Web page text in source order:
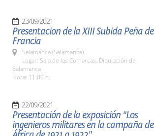
23/09/2021
Presentacion de la XIII Subida Peña de
Francia
Salamanca (Salamanca)
Lugar: Sala de las Comarcas. Diputación de
Salamanca
Hora: 11:00 h.
22/09/2021
Presentación de la exposición "Los
ingenieros militares en la campaña de